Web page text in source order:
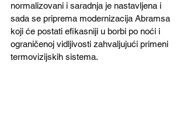
normalizovani i saradnja je nastavljena i
sada se priprema modernizacija Abramsa
koji će postati efikasniji u borbi po noći i
ograničenoj vidljivosti zahvaljujući primeni
termovizijskih sistema.